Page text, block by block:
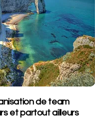
de team
et partout ailleurs